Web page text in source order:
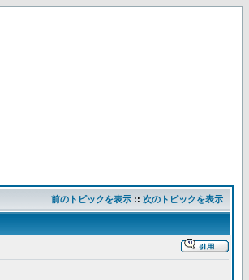
前のトピックを表示 :: 次のトピックを表示